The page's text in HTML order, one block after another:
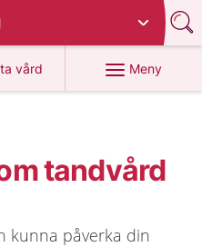
vård
1177.se
Meny
tandvård
kunna påverka din